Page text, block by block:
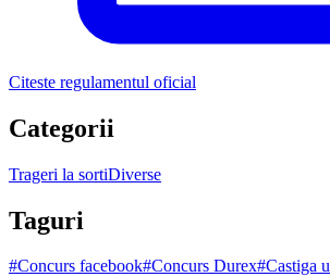
Citeste regulamentul oficial
Categorii
Trageri la sortiDiverse
Taguri
#Concurs facebook#Concurs Durex#Castiga